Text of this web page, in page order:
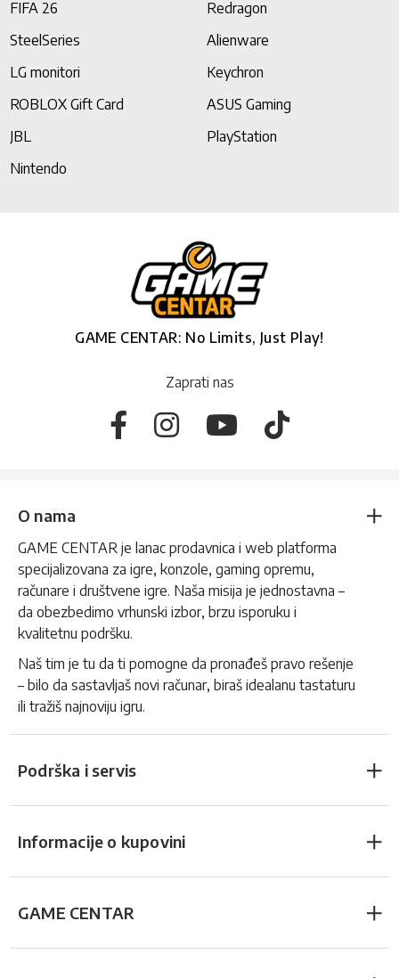
FIFA 26
Redragon
SteelSeries
Alienware
LG monitori
Keychron
ROBLOX Gift Card
ASUS Gaming
JBL
PlayStation
Nintendo
GAME CENTAR: No Limits, Just Play!
Zaprati nas
O nama
GAME CENTAR je lanac prodavnica i web platforma
specijalizovana za igre, konzole, gaming opremu,
računare i društvene igre. Naša misija je jednostavna –
da obezbedimo vrhunski izbor, brzu isporuku i
kvalitetnu podršku.
Naš tim je tu da ti pomogne da pronađeš pravo rešenje
– bilo da sastavljaš novi računar, biraš idealanu tastaturu
ili tražiš najnoviju igru.
Podrška i servis
Informacije o kupovini
GAME CENTAR